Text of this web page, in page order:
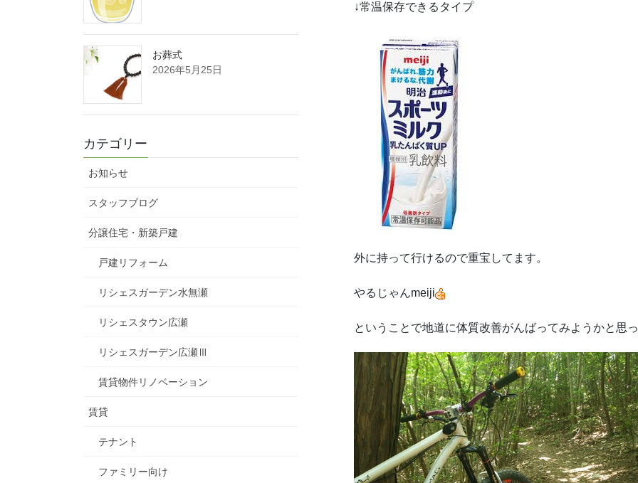
↓常温保存できるタイプ
外に持って行けるので重宝してます。
やるじゃんmeiji
ということで地道に体質改善がんばってみようかと思
お葬式
2026年5月25日
カテゴリー
お知らせ
スタッフブログ
分譲住宅・新築戸建
戸建リフォーム
リシェスガーデン水無瀬
リシェスタウン広瀬
リシェスガーデン広瀬Ⅲ
賃貸物件リノベーション
賃貸
テナント
ファミリー向け